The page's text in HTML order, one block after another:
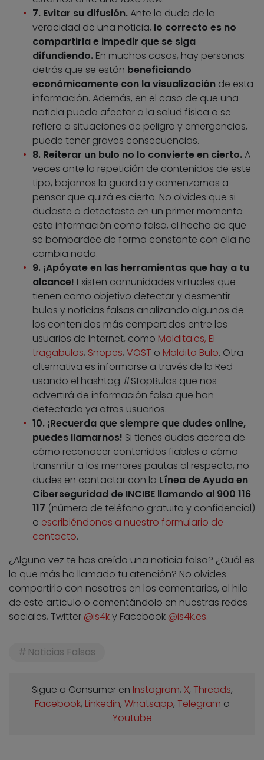
7. Evitar su difusión.Ante la duda de la
veracidad de una noticia, lo correcto es no
compartirla e impedir que se siga
difundiendo. En muchos casos, hay personas
detrás que se están beneficiando
económicamente con la visualización de esta
información. Además, en el caso de que una
noticia pueda afectar a la salud física o se
refiera a situaciones de peligro y emergencias,
puede tener graves consecuencias.
8. Reiterar un bulo no lo convierte en cierto.A
veces ante la repetición de contenidos de este
tipo, bajamos la guardia y comenzamos a
pensar que quizá es cierto. No olvides que si
dudaste o detectaste en un primer momento
esta información como falsa, el hecho de que
se bombardee de forma constante con ella no
cambia nada.
9. ¡Apóyate en las herramientas que hay a tu
alcance! Existen comunidades virtuales que
tienen como objetivo detectar y desmentir
bulos y noticias falsas analizando algunos de
los contenidos más compartidos entre los
usuarios de Internet, como Maldita.es, El
tragabulos, Snopes, VOST o Maldito Bulo. Otra
alternativa es informarse a través de la Red
usando el hashtag #StopBulos que nos
advertirá de información falsa que han
detectado ya otros usuarios.
10. ¡Recuerda que siempre que dudes online,
puedes llamarnos! Si tienes dudas acerca de
cómo reconocer contenidos fiables o cómo
transmitir a los menores pautas al respecto, no
dudes en contactar con la Línea de Ayuda en
Ciberseguridad de INCIBE llamando al 900 116
117 (número de teléfono gratuito y confidencial)
o escribiéndonos a nuestro formulario de
contacto.
¿Alguna vez te has creído una noticia falsa? ¿Cuál es
la que más ha llamado tu atención? No olvides
compartirlo con nosotros en los comentarios, al hilo
de este artículo o comentándolo en nuestras redes
sociales, Twitter @is4ky Facebook @is4k.es.
Noticias Falsas
Sigue a Consumer en Instagram, X, Threads,
Facebook, Linkedin, Whatsapp, Telegram o
Youtube